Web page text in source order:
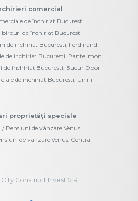
comercial
de închiriat Bucuresti
birouri de închiriat Bucuresti
de închiriat Bucuresti, Ferdinand
de închiriat Bucuresti, Pantelimon
de închiriat Bucuresti, Bucur Obor
de închiriat Bucuresti, Unirii
proprietăți speciale
/ Pensiuni de vânzare Venus
de vânzare Venus, Central
City Construct Invest S.R.L.